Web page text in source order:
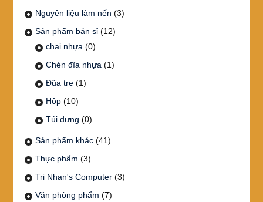
Nguyên liệu làm nến (3)
Sản phẩm bán sỉ (12)
chai nhựa (0)
Chén đĩa nhựa (1)
Đũa tre (1)
Hộp (10)
Túi đựng (0)
Sản phẩm khác (41)
Thực phẩm (3)
Tri Nhan's Computer (3)
Văn phòng phẩm (7)